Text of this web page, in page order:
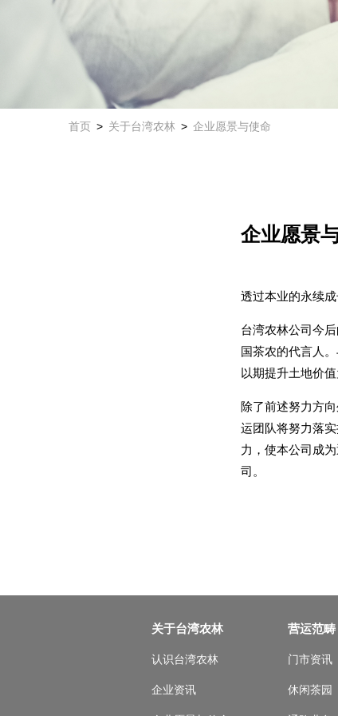
首页 关于台湾农林 企业愿景与使命
企业愿景
透过本业的永续
台湾农林公司今
国茶农的代言人
以期提升土地价
除了前述努力方
运团队将努力落
力，使本公司成
司。
关于台湾农林
认识台湾农林
企业资讯
营运范畴
门市资讯
休闲茶园